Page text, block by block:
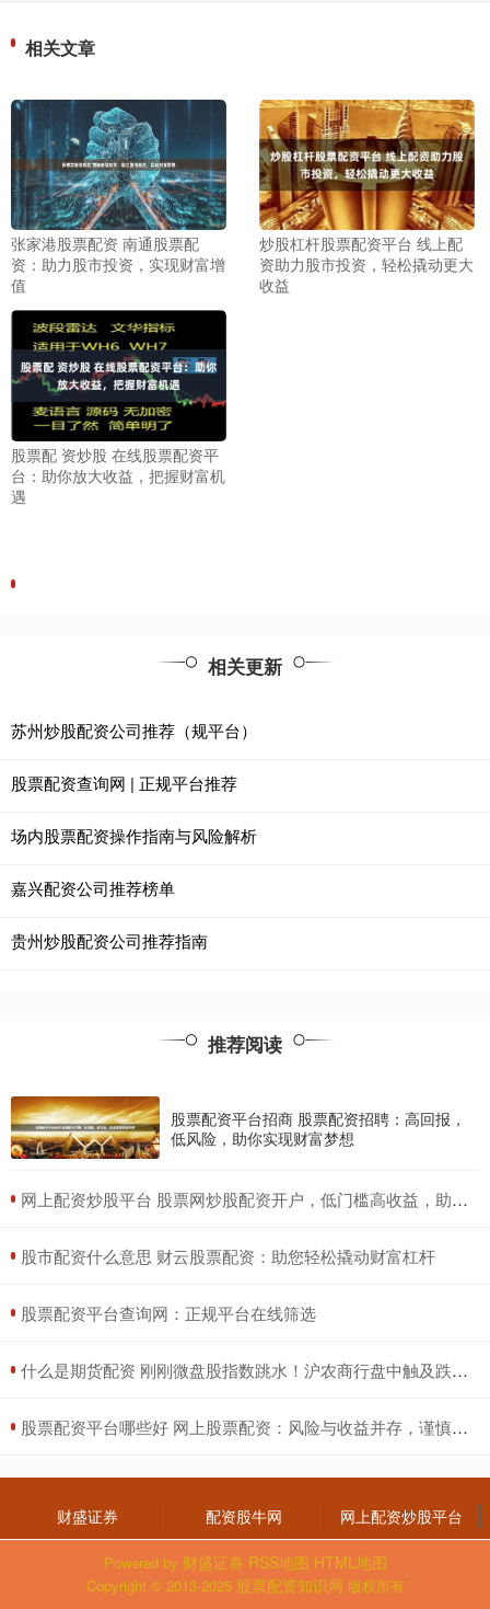
相关文章
张家港股票配资 南通股票配
资：助力股市投资，实现财富增
值
炒股杠杆股票配资平台 线上配
资助力股市投资，轻松撬动更大
收益
股票配 资炒股 在线股票配资平
台：助你放大收益，把握财富机
遇
相关更新
苏州炒股配资公司推荐（规平台）
股票配资查询网 | 正规平台推荐
场内股票配资操作指南与风险解析
嘉兴配资公司推荐榜单
贵州炒股配资公司推荐指南
推荐阅读
股票配资平台招商 股票配资招聘：高回报，
低风险，助你实现财富梦想
​网上配资炒股平台 股票网炒股配资开户，低门槛高收益，助您财富增值
​股市配资什么意思 财云股票配资：助您轻松撬动财富杠杆
​股票配资平台查询网：正规平台在线筛选
​什么是期货配资 刚刚微盘股指数跳水！沪农商行盘中触及跌停 高股息龙头股持续走强
​股票配资平台哪些好 网上股票配资：风险与收益并存，谨慎选择
财盛证券 配资股牛网 网上配资炒股平台
Powered by 财盛证券 RSS地图 HTML地图
Copyright © 2013-2025 股票配资知识网 版权所有